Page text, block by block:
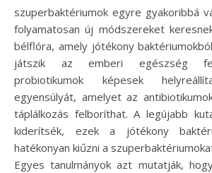
szuperbaktériumok egyre gyakoribbá
folyamatosan új módszereket
bélflóra, amely jótékony
játszik az emberi egészség
probiotikumok képesek
egyensúlyát, amelyet az
táplálkozás felboríthat. A legújabb
kiderítsék, ezek a jótékony
hatékonyan kiűzni a
Egyes tanulmányok azt mutatják,